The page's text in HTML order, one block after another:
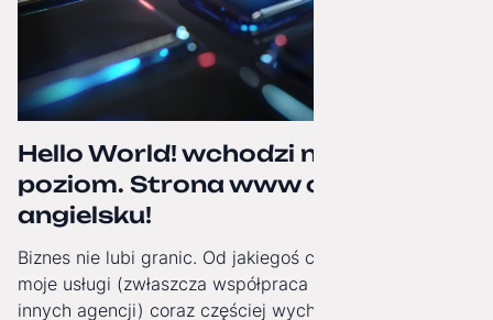
Hello World! wchodzi na wyższy
poziom. Strona www oficjalnie po
angielsku!
Biznes nie lubi granic. Od jakiegoś czasu obserwuję, jak
moje usługi (zwłaszcza współpraca White-Label dla
innych agencji) coraz częściej wychodzą poza Polskę.